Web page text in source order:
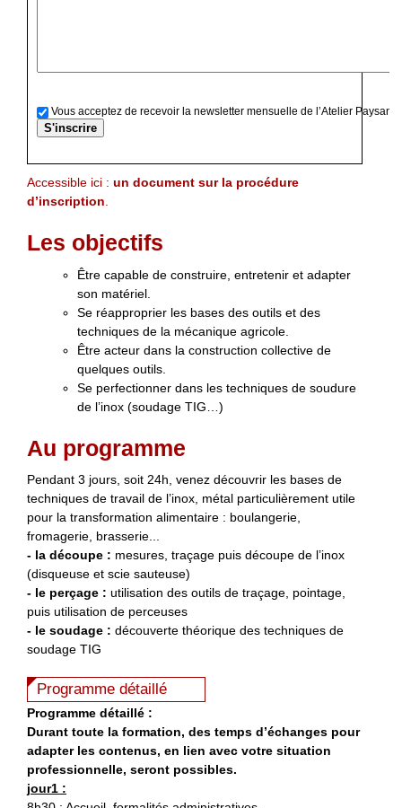
Vous acceptez de recevoir la newsletter mensuelle de l’Atelier Paysan
Accessible ici : un document sur la procédure
d’inscription
Les objectifs
Être capable de construire, entretenir et adapter
son matériel.
Se réapproprier les bases des outils et des
techniques de la mécanique agricole.
Être acteur dans la construction collective de
quelques outils.
Se perfectionner dans les techniques de soudure
de l’inox (soudage TIG…)
Au programme
Pendant 3 jours, soit 24h, venez découvrir les bases de
techniques de travail de l’inox, métal particulièrement utile
pour la transformation alimentaire : boulangerie,
fromagerie, brasserie...
- la découpe : mesures, traçage puis découpe de l’inox
(disqueuse et scie sauteuse)
- le perçage : utilisation des outils de traçage, pointage,
puis utilisation de perceuses
- le soudage : découverte théorique des techniques de
soudage TIG
Programme détaillé
Programme détaillé :
Durant toute la formation, des temps d’échanges pour
adapter les contenus, en lien avec votre situation
professionnelle, seront possibles.
jour1 :